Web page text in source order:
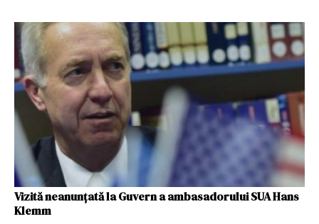
Vizită neanunţată la Guvern a ambasadorului SUA Hans
Klemm